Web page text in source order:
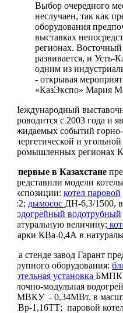
Выбор очередного
неслучаен, так как
оборудования
выставках
регионах. Восточный
развивается, и Усть-
одним из
- открывая
«КазЭкспо» Мария
Международный
проводится с 2003 года и
ожидаемых событий
энергетической и
промышленных регионах
Впервые в Казахстане
представили модели
экспозиции: котел паровой
1:2; дымосос ДН-6,3/1500,
водогрейный водотрубный
натуральную величину;
марки КВа-0,4А в
На стенде завод Гарант
крупного оборудования:
котельная установка
блочно-модульная
БМВКУ - 0,34МВт, в
КВр-1,16ТТ; паровой